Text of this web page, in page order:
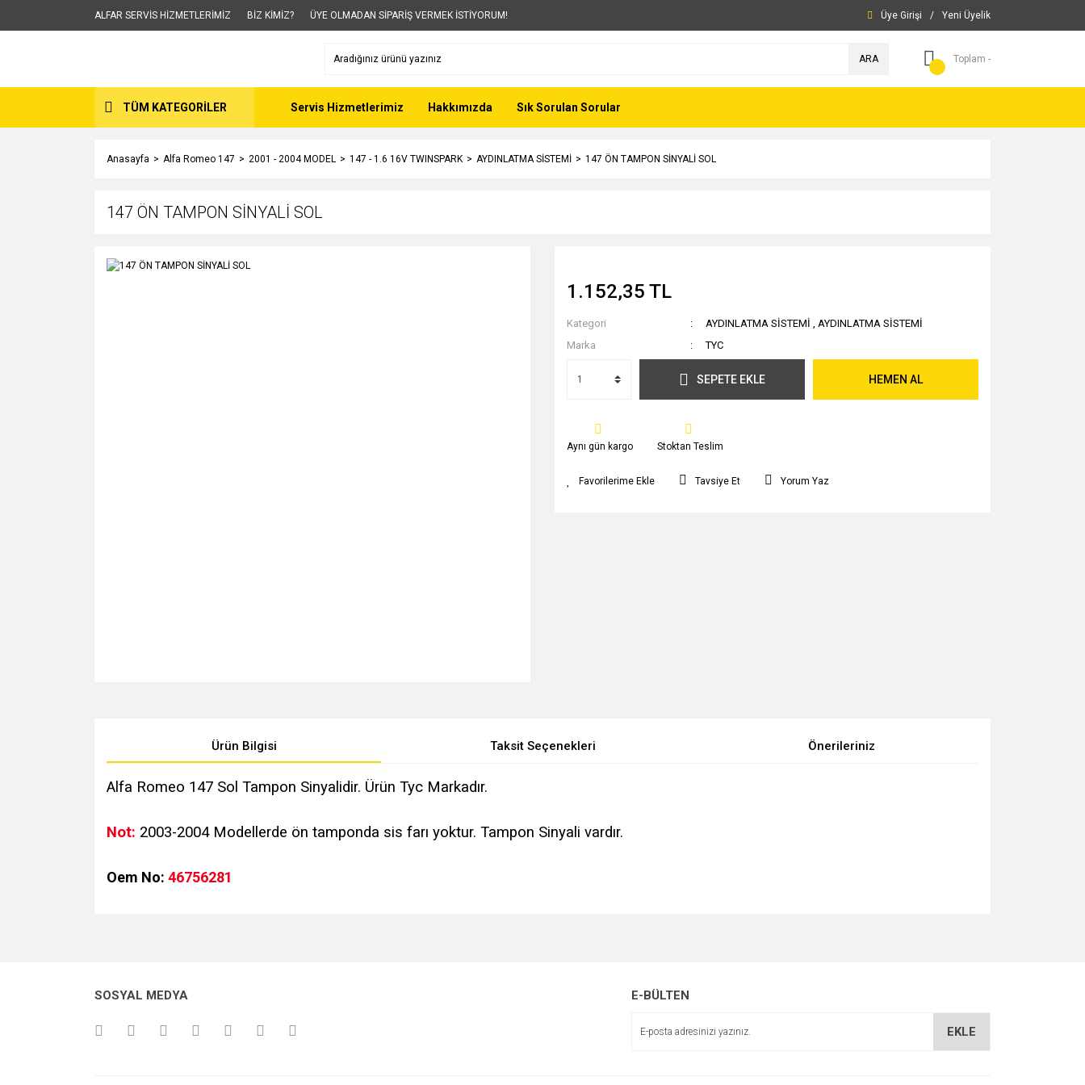
ALFAR SERVİS HİZMETLERİMİZ BİZ KİMİZ? ÜYE OLMADAN SİPARİŞ VERMEK İSTİYORUM! Üye Girişi / Yeni Üyelik
ARA Toplam -
TÜM KATEGORİLER Servis Hizmetlerimiz Hakkımızda Sık Sorulan Sorular
Anasayfa Alfa Romeo 147 2001 - 2004 MODEL 147 - 1.6 16V TWINSPARK AYDINLATMA SİSTEMİ 147 ÖN TAMPON SİNYALİ SOL
147 ÖN TAMPON SİNYALİ SOL
1.152,35 TL
Kategori AYDINLATMA SİSTEMİ , AYDINLATMA SİSTEMİ
Marka
TYC
SEPETE EKLE HEMEN AL
Aynı gün kargo Stoktan Teslim
Tavsiye Et Yorum Yaz
Ürün Bilgisi Taksit Seçenekleri Önerileriniz
Alfa Romeo 147 Sol Tampon Sinyalidir. Ürün Tyc Markadır.
Not: 2003-2004 Modellerde ön tamponda sis farı yoktur. Tampon Sinyali vardır.
Oem No: 46756281
Ürün açıklamasında eksik bilgiler bulunuyor.
SOSYAL MEDYA E-BÜLTEN
EKLE